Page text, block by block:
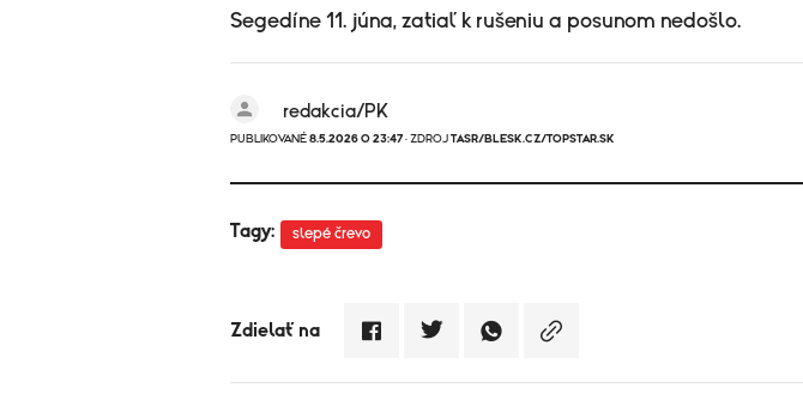
Segedíne 11. júna, zatiaľ k rušeniu a posunom nedošlo.
redakcia/PK
PUBLIKOVANÉ 8.5.2026 O 23:47 · ZDROJ TASR/BLESK.CZ/TOPSTAR.SK
Tagy: slepé črevo
Zdielať na